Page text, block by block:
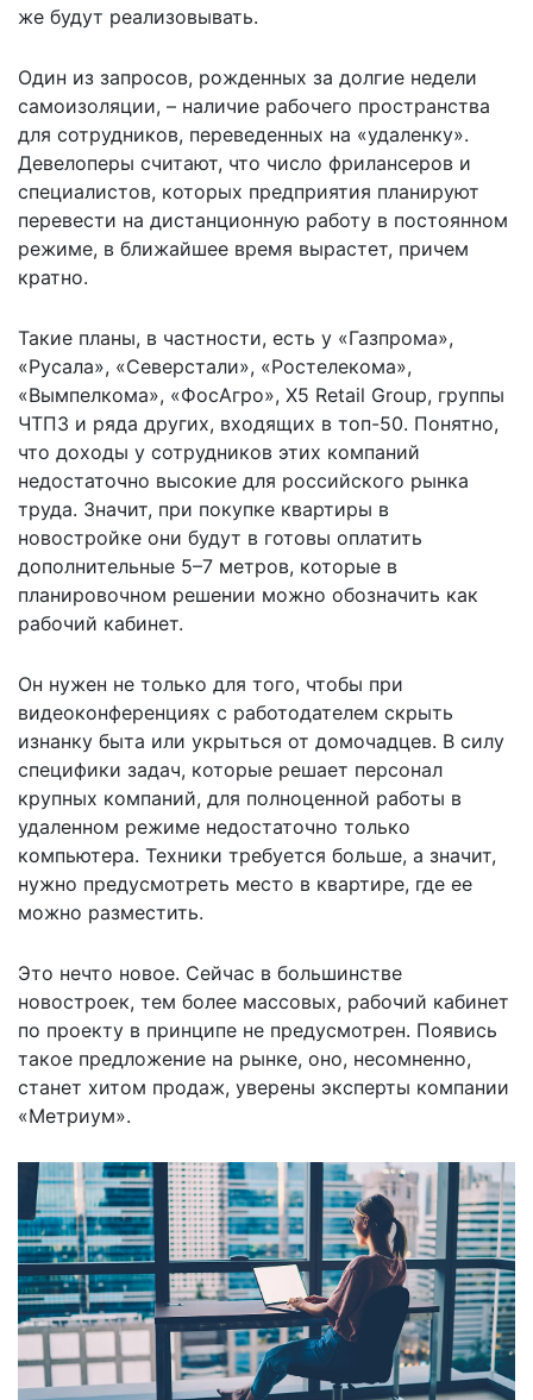
же будут реализовывать.
Один из запросов, рожденных за долгие недели
самоизоляции, – наличие рабочего пространства
для сотрудников, переведенных на «удаленку».
Девелоперы считают, что число фрилансеров и
специалистов, которых предприятия планируют
перевести на дистанционную работу в постоянном
режиме, в ближайшее время вырастет, причем
кратно.
Такие планы, в частности, есть у «Газпрома»,
«Русала», «Северстали», «Ростелекома»,
«Вымпелкома», «ФосАгро», Х5 Retail Group, группы
ЧТПЗ и ряда других, входящих в топ-50. Понятно,
что доходы у сотрудников этих компаний
недостаточно высокие для российского рынка
труда. Значит, при покупке квартиры в
новостройке они будут в готовы оплатить
дополнительные 5–7 метров, которые в
планировочном решении можно обозначить как
рабочий кабинет.
Он нужен не только для того, чтобы при
видеоконференциях с работодателем скрыть
изнанку быта или укрыться от домочадцев. В силу
специфики задач, которые решает персонал
крупных компаний, для полноценной работы в
удаленном режиме недостаточно только
компьютера. Техники требуется больше, а значит,
нужно предусмотреть место в квартире, где ее
можно разместить.
Это нечто новое. Сейчас в большинстве
новостроек, тем более массовых, рабочий кабинет
по проекту в принципе не предусмотрен. Появись
такое предложение на рынке, оно, несомненно,
станет хитом продаж, уверены эксперты компании
«Метриум».